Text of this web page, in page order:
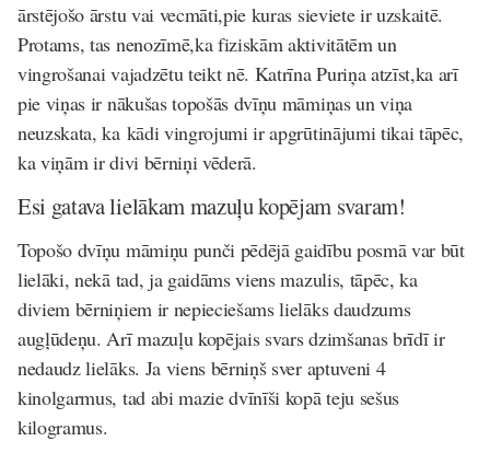
ārstējošo ārstu vai vecmāti,pie kuras sieviete ir uzskaitē.
Protams, tas nenozīmē,ka fiziskām aktivitātēm un
vingrošanai vajadzētu teikt nē. Katrīna Puriņa atzīst,ka arī
pie viņas ir nākušas topošās dvīņu māmiņas un viņa
neuzskata, ka kādi vingrojumi ir apgrūtinājumi tikai tāpēc,
ka viņām ir divi bērniņi vēderā.
Esi gatava lielākam mazuļu kopējam svaram!
Topošo dvīņu māmiņu punči pēdējā gaidību posmā var būt
lielāki, nekā tad, ja gaidāms viens mazulis, tāpēc, ka
diviem bērniņiem ir nepieciešams lielāks daudzums
augļūdeņu. Arī mazuļu kopējais svars dzimšanas brīdī ir
nedaudz lielāks. Ja viens bērniņš sver aptuveni 4
kinolgarmus, tad abi mazie dvīnīši kopā teju sešus
kilogramus.